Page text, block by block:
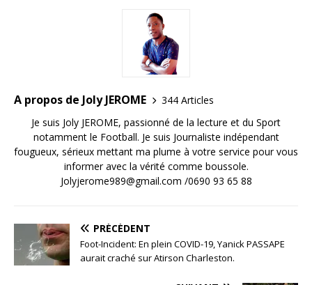
A propos de Joly JEROME
344 Articles
Je suis Joly JEROME, passionné de la lecture et du Sport
notamment le Football. Je suis Journaliste indépendant
fougueux, sérieux mettant ma plume à votre service pour vous
informer avec la vérité comme boussole.
Jolyjerome989@gmail.com /0690 93 65 88
PRÉCÉDENT
Foot-Incident: En plein COVID-19, Yanick PASSAPE
aurait craché sur Atirson Charleston.